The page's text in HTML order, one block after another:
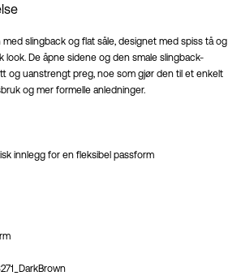
med slingback og flat såle, designet med spiss tå og
look. De åpne sidene og den smale slingback-
og uanstrengt preg, noe som gjør den til et enkelt
og mer formelle anledninger.
innlegg for en fleksibel passform